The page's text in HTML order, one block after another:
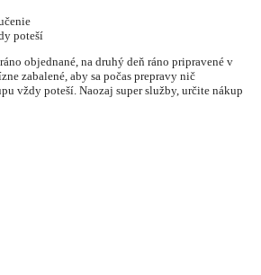
poteší
objednané, na druhý deň ráno pripravené v
zabalené, aby sa počas prepravy nič
vždy poteší. Naozaj super služby, určite nákup